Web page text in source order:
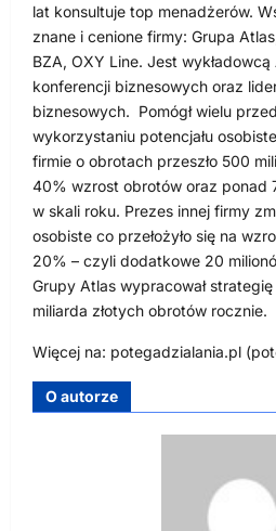
lat konsultuje top menadżerów.
znane i cenione firmy: Grupa
BZA, OXY Line. Jest wykładowcą
konferencji biznesowych oraz
biznesowych. Pomógł wielu
wykorzystaniu potencjału
firmie o obrotach przeszło 500
40% wzrost obrotów oraz ponad
w skali roku. Prezes innej firmy
osobiste co przełożyło się na
20% – czyli dodatkowe 20
Grupy Atlas wypracował
miliarda złotych obrotów rocznie.
Więcej na: potegadzialania.pl
O autorze